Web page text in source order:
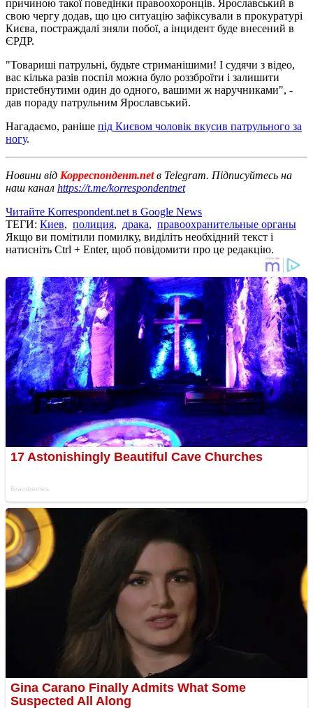
причиною такої поведінки правоохоронців. Ярославський в
свою чергу додав, що цю ситуацію зафіксували в прокуратурі
Києва, постраждалі зняли побої, а інцидент буде внесений в
ЄРДР.
"Товариші патрульні, будьте стриманішими! І судячи з відео,
вас кілька разів поспіл можна було роззброїти і залишити
пристебнутими один до одного, вашими ж наручниками", -
дав пораду патрульним Ярославський.
Нагадаємо, раніше під Києвом чоловік вкусив патрульного за
ногу.
Новини від Корреспондент.netв Telegram. Підписуйтесь на
наш канал https://t.me/korrespondentnet
Читайте Korrespondent.net в Google News
ТЕГИ: Киев, полиция, драка, правоохранительные органы
Якщо ви помітили помилку, виділіть необхідний текст і
натисніть Ctrl + Enter, щоб повідомити про це редакцію.